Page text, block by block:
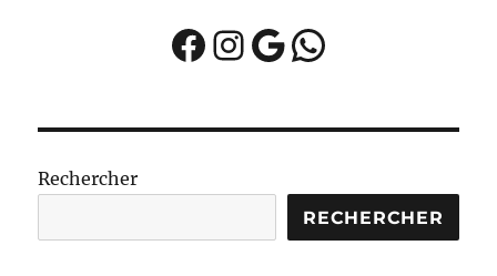
Facebook
Instagram
Google
WhatsApp
Rechercher
RECHERCHER